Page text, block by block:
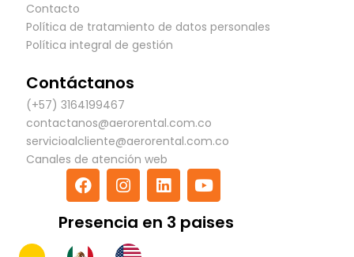
Contacto
Política de tratamiento de datos personales
Política integral de gestión
Contáctanos
(+57) 3164199467
contactanos@aerorental.com.co
servicioalcliente@aerorental.com.co
Canales de atención web
F
a
e
b
I
n
t
a
L
i
k
Y
o
t
Presencia en 3 paises